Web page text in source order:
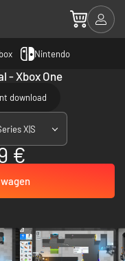
Nintendo
- Xbox One
download
X|S
€